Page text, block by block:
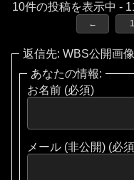
10件の投稿を表示中 -
← 1
返信先: WBS公開画
あなたの情報:
お名前 (必須)
メール (非公開) (必